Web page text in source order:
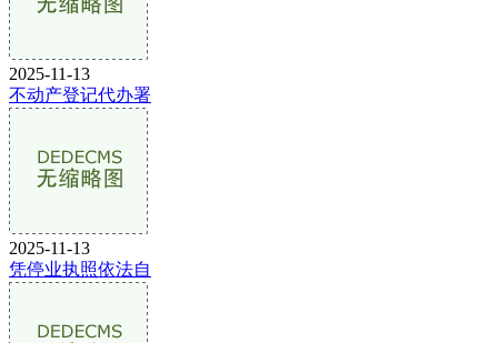
2025-11-13
不动产登记代办署
2025-11-13
凭停业执照依法自